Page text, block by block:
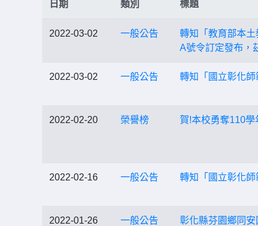
日期 類別 標題
2022-03-02 一般公告
轉知「教育部本
A號令訂定發布，
2022-03-02 一般公告 轉知「國立彰化
2022-02-20 榮譽榜 賀!本校勇奪110
2022-02-16 一般公告 轉知「國立彰化師
2022-01-26 一般公告 彰化縣芬園鄉同